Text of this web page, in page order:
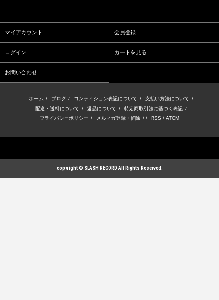
マイアカウント 会員登録
ログイン カートを見る
お問い合わせ
ホーム / ブログ / コンディション表記について / 支払い方法について /
配送・送料について / 返品について / 特定商取引法に基づく表記 /
プライバシーポリシー / メルマガ登録・解除 / / RSS / ATOM
copyright © SLASH RECORD All Rights Reserved.